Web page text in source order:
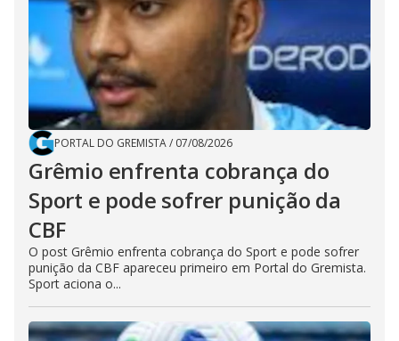
PORTAL DO GREMISTA/ 07/08/2026
Grêmio enfrenta cobrança do
Sport e pode sofrer punição da
CBF
O post Grêmio enfrenta cobrança do Sport e pode sofrer
punição da CBF apareceu primeiro em Portal do Gremista.
Sport aciona o...